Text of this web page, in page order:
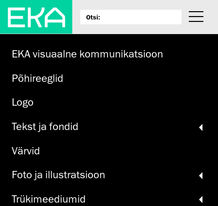
EKA visuaalne kommunikatsioon
Põhireeglid
Logo
Tekst ja fondid
Värvid
Foto ja illustratsioon
Trüki­meediumid